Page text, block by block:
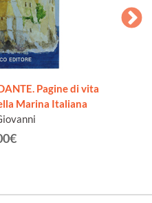
Pagine di vita
Marina Italiana